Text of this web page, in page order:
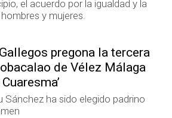
el acuerdo por la igualdad y la
y mujeres.
pregona la tercera
de Vélez Málaga
Sánchez ha sido elegido padrino